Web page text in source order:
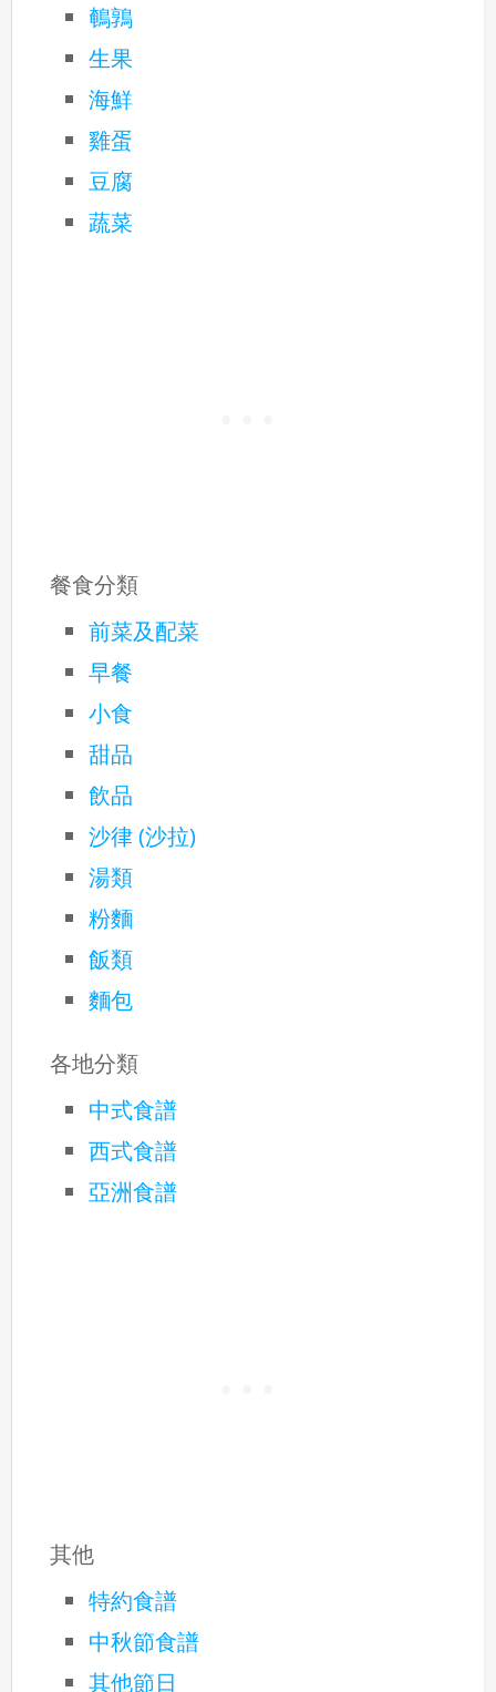
鵪鶉
生果
海鮮
雞蛋
豆腐
蔬菜
餐食分類
前菜及配菜
早餐
小食
甜品
飲品
沙律 (沙拉)
湯類
粉麵
飯類
麵包
各地分類
中式食譜
西式食譜
亞洲食譜
其他
特約食譜
中秋節食譜
其他節日